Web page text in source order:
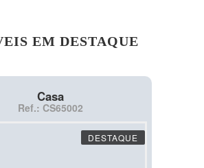
EM DESTAQUE
Casa
Ref.: CS65002
DESTAQUE